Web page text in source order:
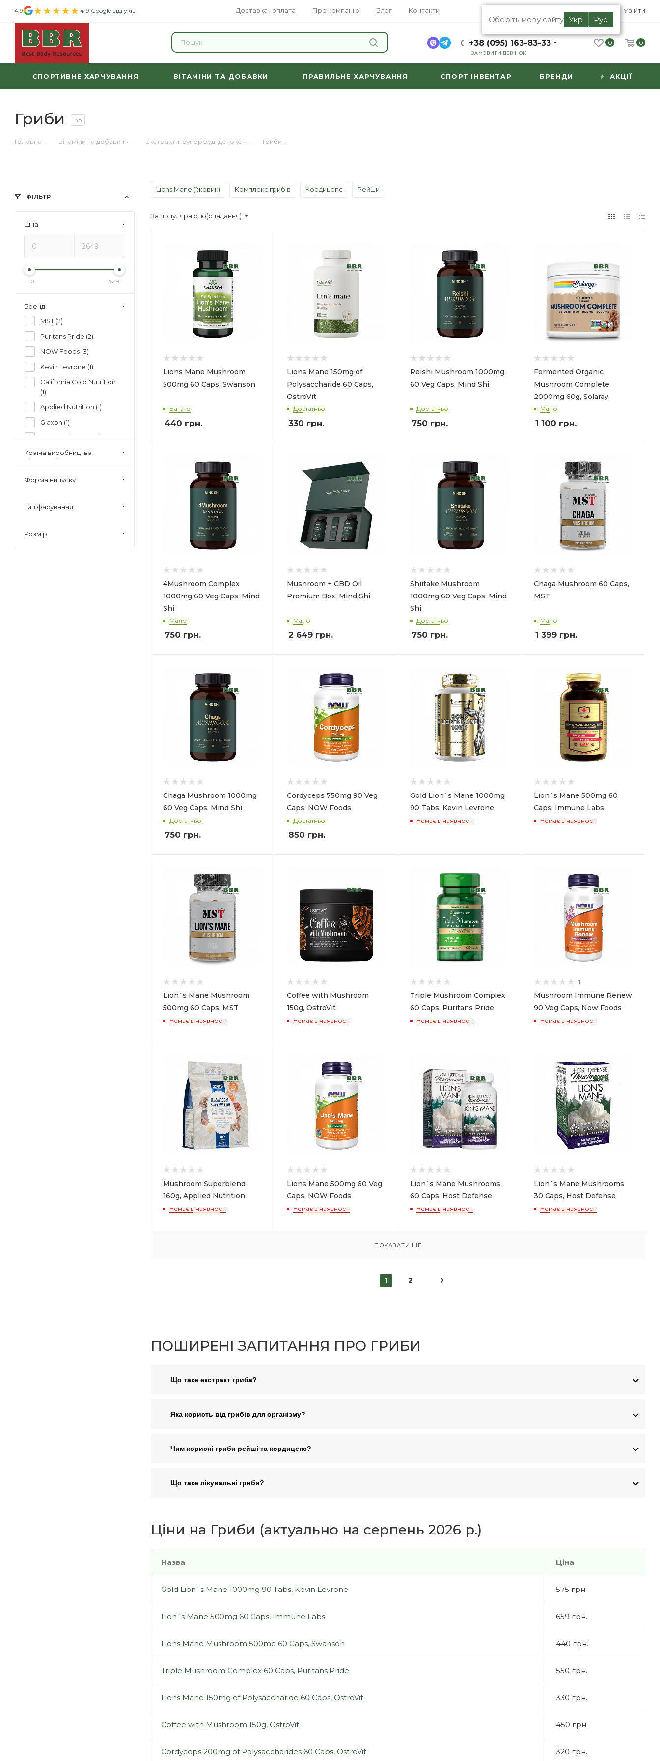
Доставка і оплата Про компанію Блог Контакти
4.9 419 Google відгуків RU
Оберіть мову сайту Укр Рус
УВІЙТИ
+38 (095) 163-83-33
ЗАМОВИТИ ДЗВІНОК
0 0
СПОРТИВНЕ ХАРЧУВАННЯ ВІТАМІНИ ТА ДОБАВКИ ПРАВИЛЬНЕ ХАРЧУВАННЯ СПОРТ ІНВЕНТАР БРЕНДИ АКЦІЇ
Гриби 35
Головна — Вітаміни та добавки — Екстракти, суперфуд, детокс — Гриби
Lions Mane (їжовик) Комплекс грибів Кордицепс Рейши
За популярністю(спадання)
Lions Mane Mushroom
500mg 60 Caps, Swanson
Багато
440 грн.
Lions Mane 150mg of
Polysaccharide 60 Caps,
OstroVit
Достатньо
330 грн.
Reishi Mushroom 1000mg
60 Veg Caps, Mind Shi
Достатньо
750 грн.
Fermented Organic
Mushroom Complete
2000mg 60g, Solaray
Мало
1 100 грн.
4Mushroom Complex
1000mg 60 Veg Caps, Mind
Shi
Мало
750 грн.
Mushroom + CBD Oil
Premium Box, Mind Shi
Мало
2 649грн.
Shiitake Mushroom
1000mg 60 Veg Caps, Mind
Shi
Достатньо
750 грн.
Chaga Mushroom 60 Caps,
MST
Мало
1 399грн.
Chaga Mushroom 1000mg
60 Veg Caps, Mind Shi
Достатньо
750 грн.
Cordyceps 750mg 90 Veg
Caps, NOW Foods
Достатньо
850 грн.
Gold Lion`s Mane 1000mg
90 Tabs, Kevin Levrone
Немає в наявності
Lion`s Mane 500mg 60
Caps, Immune Labs
Немає в наявності
Lion`s Mane Mushroom
500mg 60 Caps, MST
Немає в наявності
Coffee with Mushroom
150g, OstroVit
Немає в наявності
Triple Mushroom Complex
60 Caps, Puritans Pride
Немає в наявності
1
Mushroom Immune Renew
90 Veg Caps, Now Foods
Немає в наявності
Mushroom Superblend
160g, Applied Nutrition
Немає в наявності
Lions Mane 500mg 60 Veg
Caps, NOW Foods
Немає в наявності
Lion`s Mane Mushrooms
60 Caps, Host Defense
Немає в наявності
Lion`s Mane Mushrooms
30 Caps, Host Defense
Немає в наявності
ПОКАЗАТИ ЩЕ
1 2
ПОШИРЕНІ ЗАПИТАННЯ ПРО ГРИБИ
Що таке екстракт гриба?
Яка користь від грибів для організму?
Чим корисні гриби рейші та кордицепс?
Що таке лікувальні гриби?
Ціни на Гриби (актуально на серпень 2026 р.)
Назва Ціна
Gold Lion`s Mane 1000mg 90 Tabs, Kevin Levrone 575 грн.
Lion`s Mane 500mg 60 Caps, Immune Labs 659 грн.
Lions Mane Mushroom 500mg 60 Caps, Swanson 440 грн.
Triple Mushroom Complex 60 Caps, Puritans Pride 550 грн.
Lions Mane 150mg of Polysaccharide 60 Caps, OstroVit 330 грн.
Coffee with Mushroom 150g, OstroVit 450 грн.
Cordyceps 200mg of Polysaccharides 60 Caps, OstroVit 320 грн.
ФІЛЬТР
Ціна
0 2649
Бренд
MST (2)
Puritans Pride (2)
NOW Foods (3)
Kevin Levrone (1)
California Gold Nutrition
(1)
Applied Nutrition (1)
Glaxon (1)
Host Defense Mushrooms
Mind Shi (7)
OstroVit (4
Країна виробництва
Форма випуску
Тип фасування
Розмір